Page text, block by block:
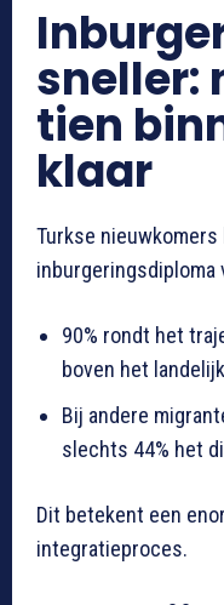
sneller:
tien
klaar
Turkse nieuwkomers
inburgeringsdiploma
90% rondt het
boven het
Bij andere
slechts 44% het
Dit betekent een
integratieproces.